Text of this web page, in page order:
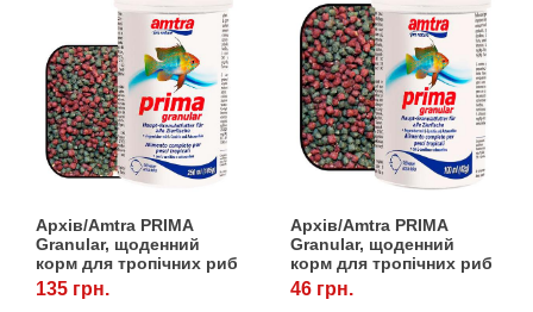
Архів/Amtra PRIMA
Granular, щоденний
корм для тропічних риб
з L-карнитиіном, 250
мл/105 г
135 грн.
Архів/Amtra PRIMA
Granular, щоденний
корм для тропічних риб
з L-карнитиїном, 100
мл/42 г
46 грн.